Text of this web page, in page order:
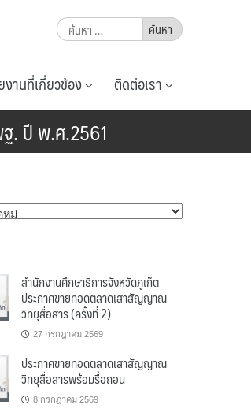
ค้นหา
สำหรับ:
านที่เกี่ยวข้อง ติดต่อเรา
. ปี พ.ศ.2561
สำนักงานศึกษาธิการจังหวัดภูเก็ต
ประกาศขายทอดตลาดเสาสัญญาณ
วิทยุสื่อสาร (ครั้งที่ 2)
27 กรกฎาคม 2569
ประกาศขายทอดตลาดเสาสัญญาณ
วิทยุสื่อสารพร้อมรื้อถอน
8 กรกฎาคม 2569